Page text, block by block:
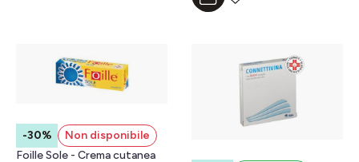
-30%
Non disponibile
Foille Sole - Crema cutanea